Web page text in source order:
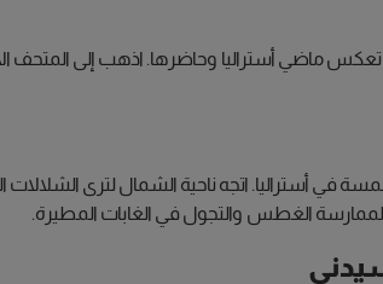
تعكس ماضي أستراليا وحاضرها. اذهب إلى المتحف
أستراليا. اتجه ناحية الشمال لترى الشلالات